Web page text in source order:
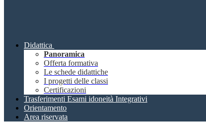
Didattica
Panoramica
Offerta formativa
Le schede didattiche
I progetti delle classi
Certificazioni
Trasferimenti Esami idoneità Integrativi
Orientamento
Area riservata